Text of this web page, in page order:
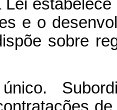
Lei
e o
sobre
único.